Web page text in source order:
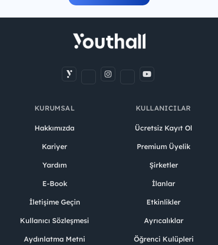
KURUMSAL
Hakkımızda
Kariyer
Yardım
E-Book
İletişime Geçin
Kullanıcı Sözleşmesi
Aydınlatma Metni
KULLANICILAR
Ücretsiz Kayıt Ol
Premium Üyelik
Şirketler
İlanlar
Etkinlikler
Ayrıcalıklar
Öğrenci Kulüpleri